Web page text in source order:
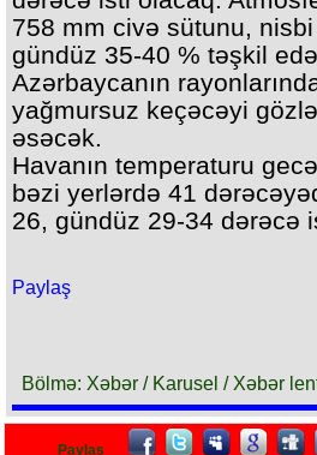
758 mm civə sütunu,
gündüz 35-40 % təşkil
Azərbaycanın
yağmursuz keçəcəyi
əsəcək.
Havanın temperaturu
bəzi yerlərdə 41
26, gündüz 29-34 dərəcə
Paylaş
Bölmə: Xəbər / Karusel / Xəbər
Paylaş